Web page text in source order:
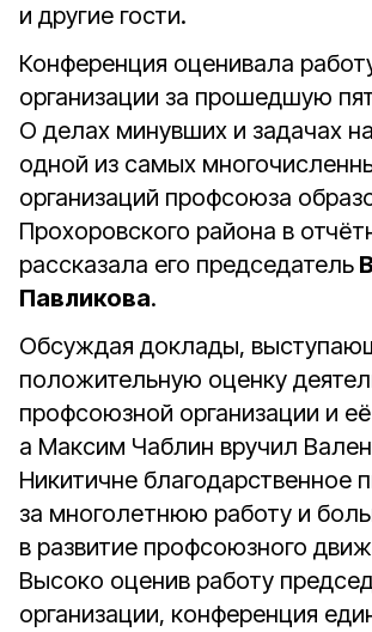
и другие гости.
Конференция оценивала
организации за прошедшую
О делах минувших и задачах
одной из самых
организаций профсоюза
Прохоровского района в
рассказала его председатель
Павликова.
Обсуждая доклады,
положительную оценку
профсоюзной организации и
а Максим Чаблин вручил
Никитичне благодарственное
за многолетнюю работу и
в развитие профсоюзного
Высоко оценив работу
организации, конференция